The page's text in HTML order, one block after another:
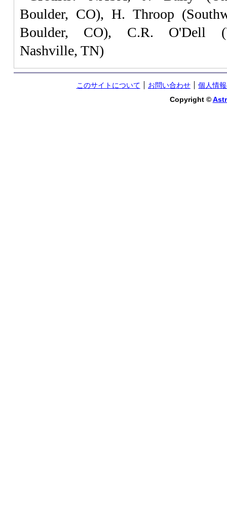
Boulder, CO), H. Throop
Boulder, CO), C.R. O'Dell
Nashville, TN)
このサイトについて お問い合わせ
個人情
Copyright ©